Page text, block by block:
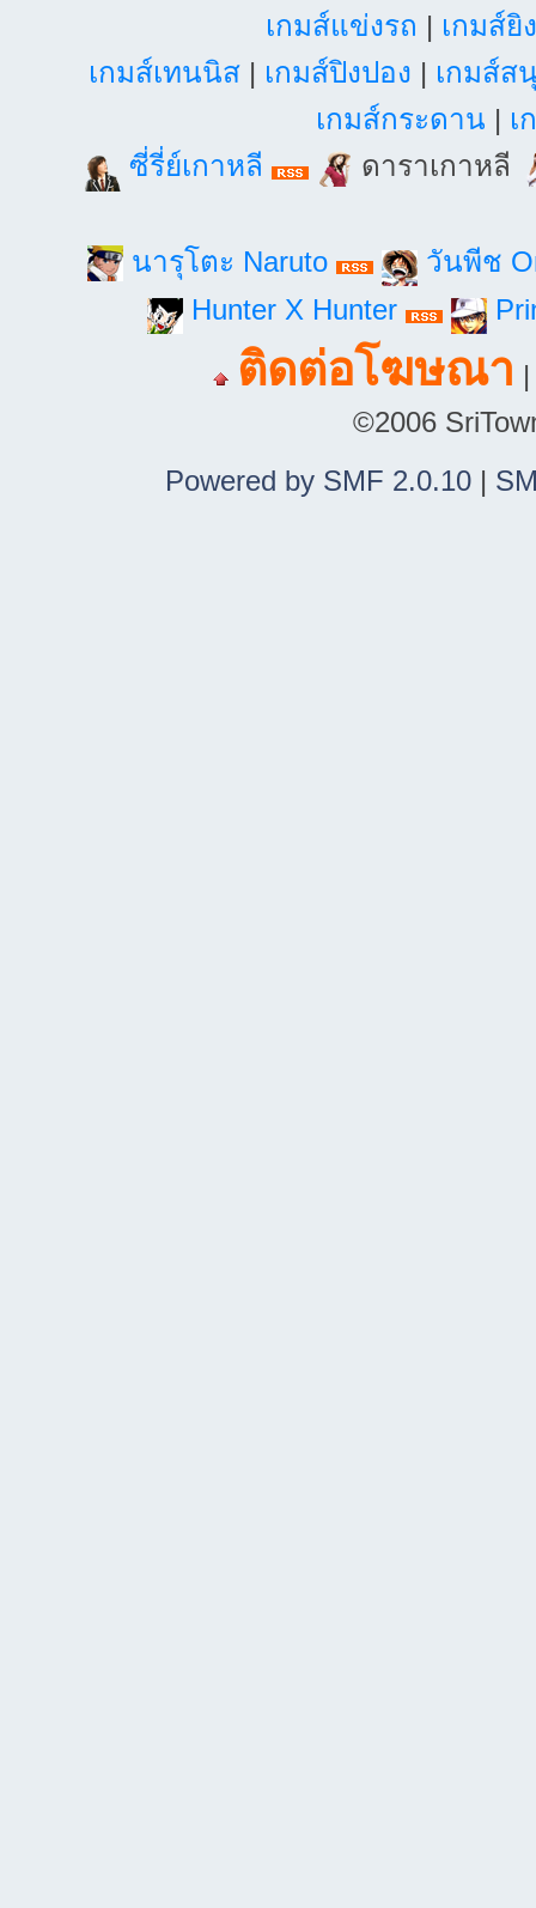
เกมส์แข่งรถ | เกมส์ยิ
เกมส์เทนนิส| เกมส์ปิงปอง | เกมส์ส
เกมส์กระดาน | เ
ซี่รี่ย์เกาหลี
ดาราเกาหลี
นารุโตะ Naruto
วันพีช
Hunter X Hunter
ติดต่อโฆษณา
©2006
Powered by SMF 2.0.10|